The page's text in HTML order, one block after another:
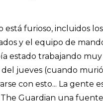
está furioso, incluidos los
y el equipo de
estado trabajando
jueves (cuando murió
con esto... La gente
The Guardian una